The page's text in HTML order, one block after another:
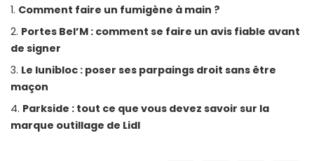
Comment faire un fumigène à main ?
Portes Bel’M : comment se faire un avis fiable avant
de signer
Le lunibloc : poser ses parpaings droit sans être
maçon
Parkside : tout ce que vous devez savoir sur la
marque outillage de Lidl